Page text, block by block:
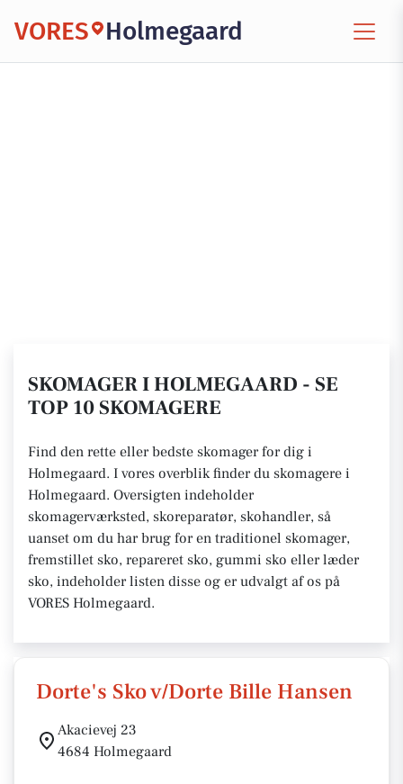
VORES Holmegaard
SKOMAGER I HOLMEGAARD - SE
TOP 10 SKOMAGERE
Find den rette eller bedste skomager for dig i
Holmegaard. I vores overblik finder du skomagere i
Holmegaard. Oversigten indeholder
skomagerværksted, skoreparatør, skohandler, så
uanset om du har brug for en traditionel skomager,
fremstillet sko, repareret sko, gummi sko eller læder
sko, indeholder listen disse og er udvalgt af os på
VORES Holmegaard.
Dorte's Sko v/Dorte Bille Hansen
Akacievej 23
4684 Holmegaard